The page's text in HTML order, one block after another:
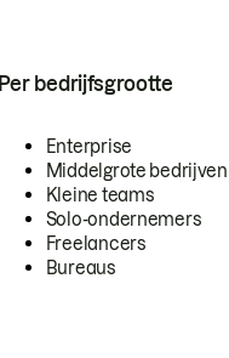
Per bedrijfsgrootte
Enterprise
Middelgrote bedrijven
Kleine teams
Solo-ondernemers
Freelancers
Bureaus